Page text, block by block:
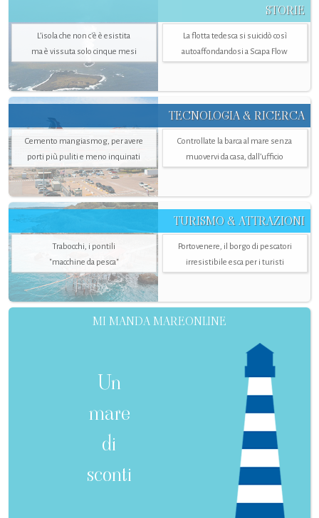
STORIE
L’isola che non c'è è esistita
ma è vissuta solo cinque mesi
La flotta tedesca si suicidò così
autoaffondandosi a Scapa Flow
TECNOLOGIA & RICERCA
Cemento mangiasmog, per avere
porti più puliti e meno inquinati
Controllate la barca al mare senza
muovervi da casa, dall’ufficio
TURISMO & ATTRAZIONI
Trabocchi, i pontili
"macchine da pesca"
Portovenere, il borgo di pescatori
irresistibile esca per i turisti
MI MANDA MAREONLINE
Un
mare
di
sconti